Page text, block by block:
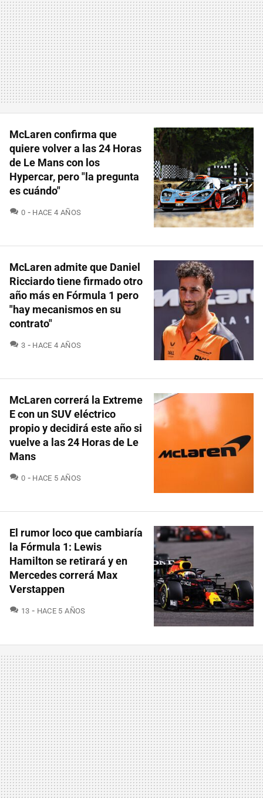
McLaren confirma que
quiere volver a las 24 Horas
de Le Mans con los
Hypercar, pero "la pregunta
es cuándo"
0 COMENTARIOS
HACE 4 AÑOS
McLaren admite que Daniel
Ricciardo tiene firmado otro
año más en Fórmula 1 pero
"hay mecanismos en su
contrato"
3 COMENTARIOS
HACE 4 AÑOS
McLaren correrá la Extreme
E con un SUV eléctrico
propio y decidirá este año si
vuelve a las 24 Horas de Le
Mans
0 COMENTARIOS
HACE 5 AÑOS
El rumor loco que cambiaría
la Fórmula 1: Lewis
Hamilton se retirará y en
Mercedes correrá Max
Verstappen
13 COMENTARIOS
HACE 5 AÑOS